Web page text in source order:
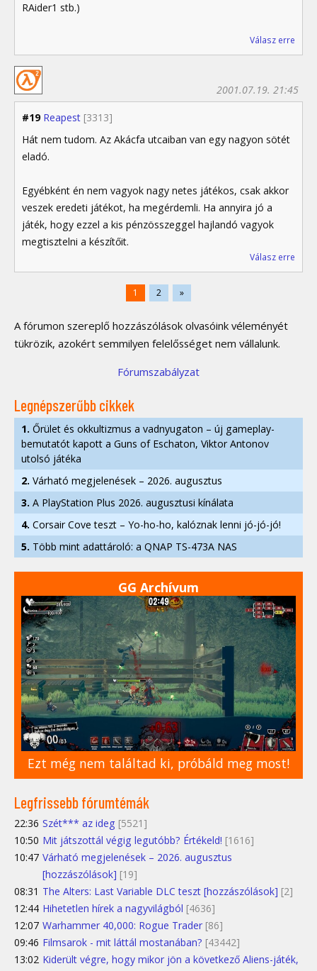
RAider1 stb.)
Válasz erre
#19 Reapest [3313]
2001.07.19. 21:45
Hát nem tudom. Az Akácfa utcaiban van egy nagyon sötét
eladó.
Egyébként én nem vagyok nagy netes játékos, csak akkor
veszek eredeti játékot, ha megérdemli. Ha annyira jó a
játék, hogy ezzel a kis pénzösszeggel hajlandó vagyok
megtisztelni a készítőit.
Válasz erre
1 2 »
A fórumon szereplő hozzászólások olvasóink véleményét
tükrözik, azokért semmilyen felelősséget nem vállalunk.
Fórumszabályzat
Legnépszerűbb cikkek
1. Őrület és okkultizmus a vadnyugaton – új gameplay-
bemutatót kapott a Guns of Eschaton, Viktor Antonov
utolsó játéka
2. Várható megjelenések – 2026. augusztus
3. A PlayStation Plus 2026. augusztusi kínálata
4. Corsair Cove teszt – Yo-ho-ho, kalóznak lenni jó-jó-jó!
5. Több mint adattároló: a QNAP TS-473A NAS
GG Archívum
Ezt még nem találtad ki, próbáld meg most!
Legfrissebb fórumtémák
22:36 Szét*** az ideg [5521]
10:50 Mit játszottál végig legutóbb? Értékeld! [1616]
10:47 Várható megjelenések – 2026. augusztus
[hozzászólások] [19]
08:31 The Alters: Last Variable DLC teszt [hozzászólások] [2]
12:44 Hihetetlen hírek a nagyvilágból [4636]
12:07 Warhammer 40,000: Rogue Trader [86]
09:46 Filmsarok - mit láttál mostanában? [43442]
13:02 Kiderült végre, hogy mikor jön a következő Aliens-játék,